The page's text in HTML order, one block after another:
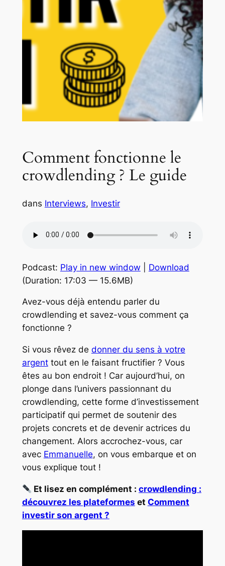
Comment fonctionne le
crowdlending ? Le guide
dans Interviews, Investir
Podcast: Play in new window
Download
(Duration: 17:03 — 15.6MB)
Avez-vous déjà entendu parler du
crowdlending et savez-vous comment ça
fonctionne ?
Si vous rêvez de donner du sens à votre
argenttout en le faisant fructifier ? Vous
êtes au bon endroit ! Car aujourd’hui, on
plonge dans l’univers passionnant du
crowdlending, cette forme d’investissement
participatif qui permet de soutenir des
projets concrets et de devenir actrices du
changement. Alors accrochez-vous, car
avec Emmanuelle, on vous embarque et on
vous explique tout !
Et lisez en complément : crowdlending :
découvrez les plateformes et Comment
investir son argent ?